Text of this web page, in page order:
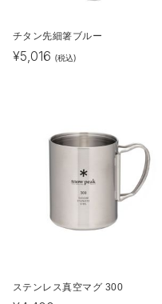
チタン先細箸ブルー
¥5,016 (税込)
ステンレス真空マグ 300